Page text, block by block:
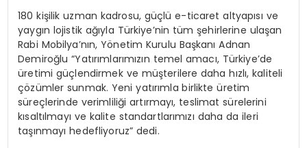
180 kişilik uzman kadrosu, güçlü e-ticaret altyapısı ve
yaygın lojistik ağıyla Türkiye’nin tüm şehirlerine ulaşan
Rabi Mobilya’nın, Yönetim Kurulu Başkanı Adnan
Demiroğlu “Yatırımlarımızın temel amacı, Türkiye’de
üretimi güçlendirmek ve müşterilere daha hızlı, kaliteli
çözümler sunmak. Yeni yatırımla birlikte üretim
süreçlerinde verimliliği artırmayı, teslimat sürelerini
kısaltılmayı ve kalite standartlarımızı daha da ileri
taşınmayı hedefliyoruz” dedi.